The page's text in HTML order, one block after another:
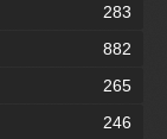
283
882
265
246